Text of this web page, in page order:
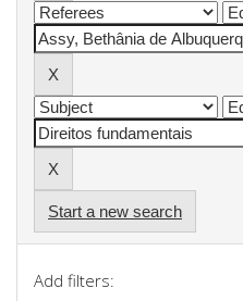
Start a new search
Add filters: